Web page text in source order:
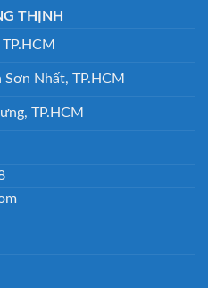
THỊNH
Sơn Nhất, TP.HCM
TP.HCM